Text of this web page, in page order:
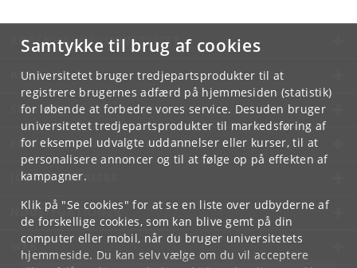
Samtykke til brug af cookies
Universitetet bruger tredjepartsprodukter til at
registrere brugernes adfærd på hjemmesiden (statistik)
for løbende at forbedre vores service. Desuden bruger
universitetet tredjepartsprodukter til markedsføring af
for eksempel udvalgte uddannelser eller kurser, til at
personalisere annoncer og til at følge op på effekten af
kampagner.
Klik på "Se cookies" for at se en liste over udbyderne af
de forskellige cookies, som kan blive gemt på din
computer eller mobil, når du bruger universitetets
hjemmeside. Du kan selv vælge om du vil acceptere
KØBENHAVNS UNIVERSITET
KONTAKT
SERVICES
FOR STUDERENDE OG ANSATTE
JOB OG KARRIERE
NØDSITUATIONER
WEB